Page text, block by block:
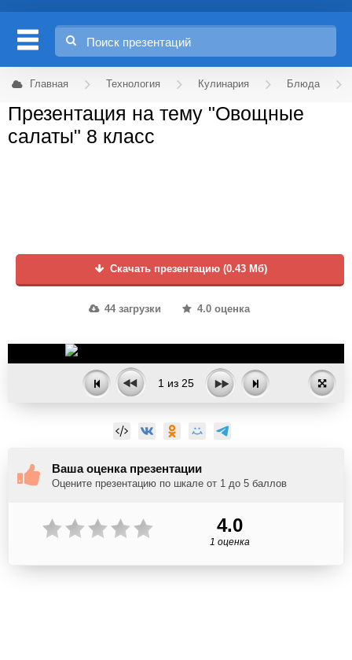
Главная Технология Кулинария Блюда
Презентация на тему "Овощные
салаты" 8 класс
Скачать презентацию (0.43 Мб)
44 загрузки 4.0 оценка
1 из 25
Ваша оценка презентации
Оцените презентацию по шкале от 1 до 5 баллов
4.0
1 оценка